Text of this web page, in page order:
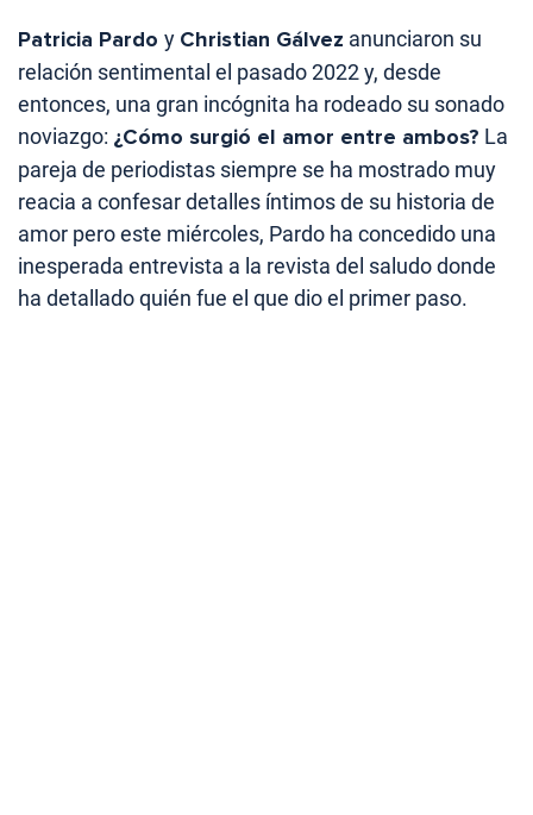
Patricia Pardo y Christian Gálvez anunciaron su
relación sentimental el pasado 2022 y, desde
entonces, una gran incógnita ha rodeado su sonado
noviazgo: ¿Cómo surgió el amor entre ambos? La
pareja de periodistas siempre se ha mostrado muy
reacia a confesar detalles íntimos de su historia de
amor pero este miércoles, Pardo ha concedido una
inesperada entrevista a la revista del saludo donde
ha detallado quién fue el que dio el primer paso.